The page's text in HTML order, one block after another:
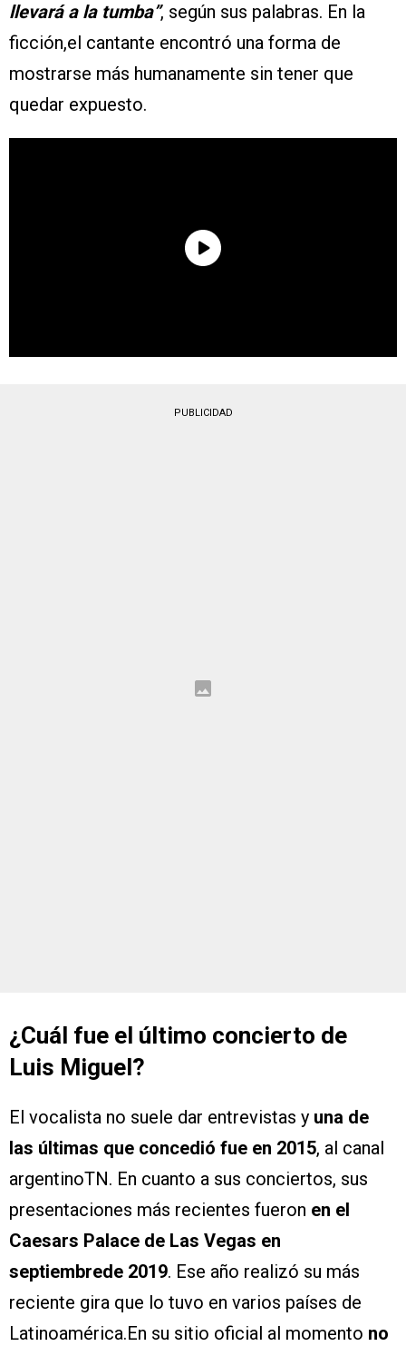
llevará a la tumba”, según sus palabras. En la
ficción,el cantante encontró una forma de
mostrarse más humanamente sin tener que
quedar expuesto.
PUBLICIDAD
¿Cuál fue el último concierto de
Luis Miguel?
El vocalista no suele dar entrevistas y una de
las últimas que concedió fue en 2015, al canal
argentinoTN. En cuanto a sus conciertos, sus
presentaciones más recientes fueron en el
Caesars Palace de Las Vegas en
septiembrede 2019. Ese año realizó su más
reciente gira que lo tuvo en varios países de
Latinoamérica.En su sitio oficial al momento no